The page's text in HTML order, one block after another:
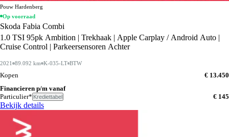
Pouw Hardenberg
Op voorraad
Skoda Fabia Combi
1.0 TSI 95pk Ambition | Trekhaak | Apple Carplay / Android Auto |
Cruise Control | Parkeersensoren Achter
2021 89.092 km K-035-LT BTW
Kopen
€ 13.450
Financieren p/m vanaf
Particulier* Krediettabel € 145
Bekijk details